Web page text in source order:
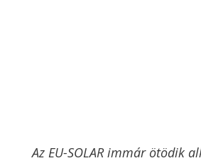
Az EU-SOLAR immár ötödik